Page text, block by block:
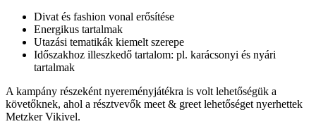
Divat és fashion vonal erősítése
Energikus tartalmak
Utazási tematikák kiemelt szerepe
Időszakhoz illeszkedő tartalom: pl. karácsonyi és nyári
tartalmak
A kampány részeként nyereményjátékra is volt lehetőségük a
követőknek, ahol a résztvevők meet & greet lehetőséget nyerhettek
Metzker Vikivel.